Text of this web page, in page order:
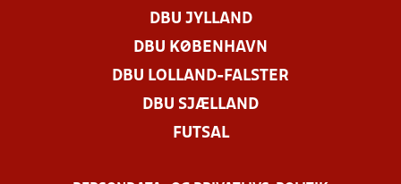
DBU JYLLAND
DBU KØBENHAVN
DBU LOLLAND-FALSTER
DBU SJÆLLAND
FUTSAL